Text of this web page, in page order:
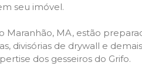
seu imóvel.
MA, estão
divisórias de drywall e
dos gesseiros do Grifo.